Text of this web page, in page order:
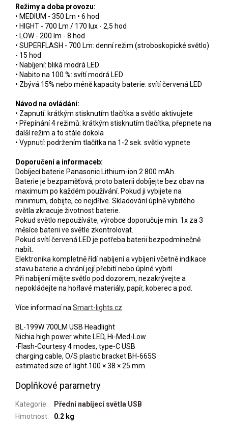
Režimy a doba provozu:
• MEDIUM - 350 Lm • 6 hod
• HIGHT - 700 Lm / 170 lux - 2,5 hod
• LOW - 200 lm - 8 hod
• SUPERFLASH - 700 Lm: denní režim (stroboskopické světlo)
- 15 hod
• Nabíjení: bliká modrá LED
• Nabito na 100 %: svítí modrá LED
• Zbývá 15% nebo méně kapacity baterie: svítí červená LED
Návod na ovládání:
• Zapnutí: krátkým stisknutím tlačítka a světlo aktivujete
• Přepínání 4 režimů: krátkým stisknutím tlačítka, přepnete na
další režim a to stále dokola
• Vypnutí: podržením tlačítka na 1-2 sek. světlo vypnete
Doporučení a informaceb:
Dobíjecí baterie Panasonic Lithium-ion 2 800 mAh.
Baterie je bezpaměťová, proto baterii dobíjejte bez obav na
maximum po každém používání. Pokud ji vybijete na
minimum, dobijte, co nejdříve. Skladování úplně vybitého
světla zkracuje životnost baterie.
Pokud světlo nepoužíváte, výrobce doporučuje min. 1x za 3
měsíce baterii ve světle zkontrolovat.
Pokud svítí červená LED je potřeba baterii bezpodmínečně
nabít.
Elektronika kompletně řídí nabíjení a vybíjení včetně indikace
stavu baterie a chrání její přebití nebo úplné vybití.
Při nabíjení mějte světlo pod dozorem, nezakrývejte a
nepokládejte na hořlavé materiály, papír, koberec a pod.
Více informací na Smart-lights.cz
BL-199W 700LM USB Headlight
Nichia high power white LED, Hi-Med-Low
-Flash-Courtesy 4 modes, type-C USB
charging cable, O/S plastic bracket BH-665S
estimated size of light 100 × 38 × 25 mm
Doplňkové parametry
Kategorie:
Přední nabíjecí světla USB
Hmotnost: 0.2 kg